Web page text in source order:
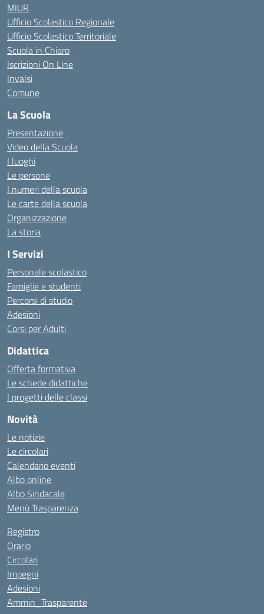
MIUR
Ufficio Scolastico Regionale
Ufficio Scolastico Territoriale
Scuola in Chiaro
Iscrizioni On Line
Invalsi
Comune
La Scuola
Presentazione
Video della Scuola
I luoghi
Le persone
I numeri della scuola
Le carte della scuola
Organizzazione
La storia
I Servizi
Personale scolastico
Famiglie e studenti
Percorsi di studio
Adesioni
Corsi per Adulti
Didattica
Offerta formativa
Le schede didattiche
I progetti delle classi
Novità
Le notizie
Le circolari
Calendario eventi
Albo online
Albo Sindacale
Menù Trasparenza
Registro
Orario
Circolari
Impegni
Adesioni
Ammin_Trasparente